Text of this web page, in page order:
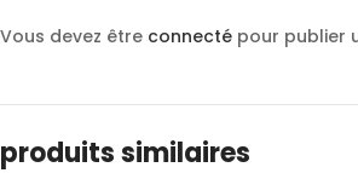
Vous devez être connecté pour publier
produits similaires